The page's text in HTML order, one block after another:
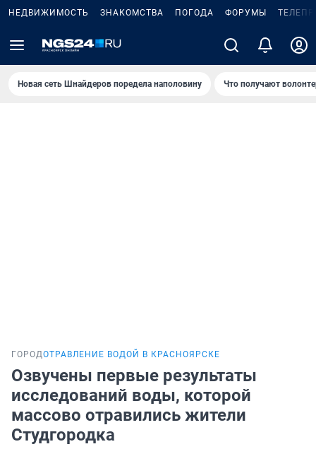
НЕДВИЖИМОСТЬ ЗНАКОМСТВА ПОГОДА ФОРУМЫ
Новая сеть Шнайдеров поредела наполовину Что получают
ГОРОДОТРАВЛЕНИЕ ВОДОЙ В КРАСНОЯРСКЕ
Озвучены первые результаты
исследований воды, которой
массово отравились жители
Студгородка